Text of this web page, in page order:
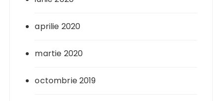
aprilie 2020
martie 2020
octombrie 2019